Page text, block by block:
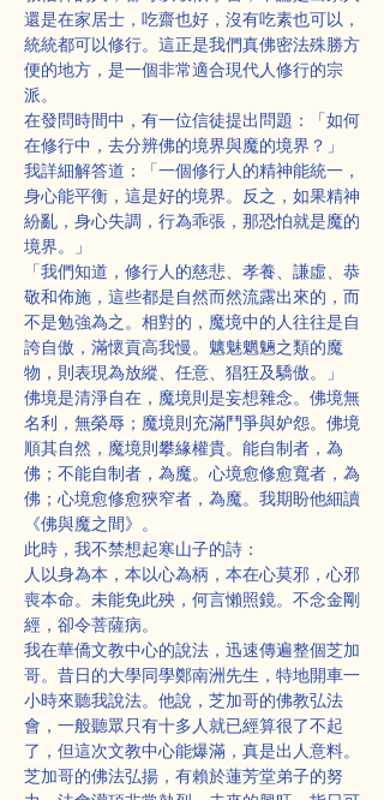
還是在家居士，吃齋也好，沒有吃素也可以，
統統都可以修行。這正是我們真佛密法殊勝方
便的地方，是一個非常適合現代人修行的宗
派。
在發問時間中，有一位信徒提出問題：「如何
在修行中，去分辨佛的境界與魔的境界？」
我詳細解答道：「一個修行人的精神能統一，
身心能平衡，這是好的境界。反之，如果精神
紛亂，身心失調，行為乖張，那恐怕就是魔的
境界。」
「我們知道，修行人的慈悲、孝養、謙虛、恭
敬和佈施，這些都是自然而然流露出來的，而
不是勉強為之。相對的，魔境中的人往往是自
誇自傲，滿懷貢高我慢。魑魅魍魎之類的魔
物，則表現為放縱、任意、猖狂及驕傲。」
佛境是清淨自在，魔境則是妄想雜念。佛境無
名利，無榮辱；魔境則充滿鬥爭與妒怨。佛境
順其自然，魔境則攀緣權貴。能自制者，為
佛；不能自制者，為魔。心境愈修愈寬者，為
佛；心境愈修愈狹窄者，為魔。我期盼他細讀
《佛與魔之間》。
此時，我不禁想起寒山子的詩：
人以身為本，本以心為柄，本在心莫邪，心邪
喪本命。未能免此殃，何言懶照鏡。不念金剛
經，卻令菩薩病。
我在華僑文教中心的說法，迅速傳遍整個芝加
哥。昔日的大學同學鄭南洲先生，特地開車一
小時來聽我說法。他說，芝加哥的佛教弘法
會，一般聽眾只有十多人就已經算很了不起
了，但這次文教中心能爆滿，真是出人意料。
芝加哥的佛法弘揚，有賴於蓮芳堂弟子的努